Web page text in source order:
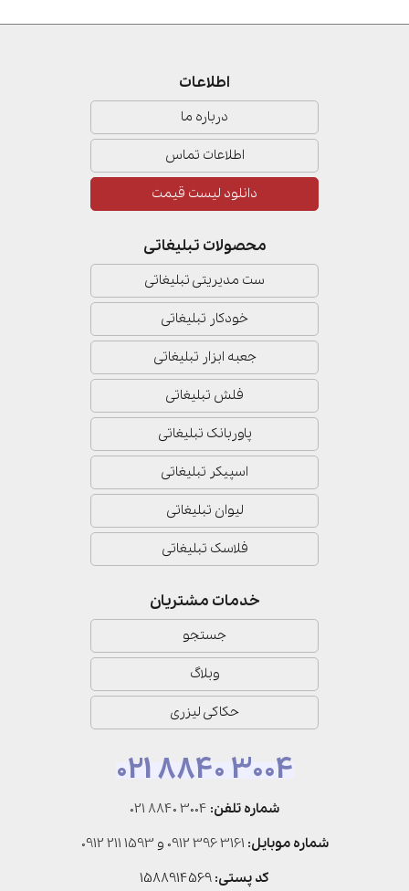
اطلاعات
درباره ما
اطلاعات تماس
دانلود لیست قیمت
محصولات تبلیغاتی
ست مدیریتی تبلیغاتی
خودکار تبلیغاتی
جعبه ابزار تبلیغاتی
فلش تبلیغاتی
پاوربانک تبلیغاتی
اسپیکر تبلیغاتی
لیوان تبلیغاتی
فلاسک تبلیغاتی
خدمات مشتریان
جستجو
وبلاگ
حکاکی لیزری
021 8840 3004
شماره تلفن: 021 8840 3004
شماره موبایل: 0912 396 3161 و 0912 211 1593
کد پستی: